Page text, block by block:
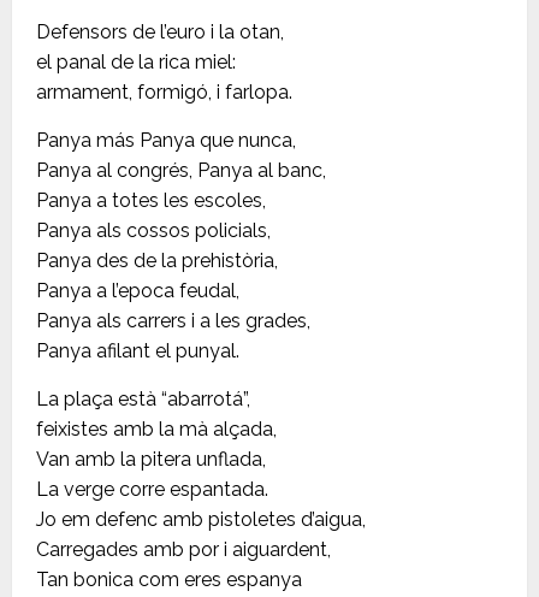
Defensors de l’euro i la otan,
el panal de la rica miel:
armament, formigó, i farlopa.
Panya más Panya que nunca,
Panya al congrés, Panya al banc,
Panya a totes les escoles,
Panya als cossos policials,
Panya des de la prehistòria,
Panya a l’epoca feudal,
Panya als carrers i a les grades,
Panya afilant el punyal.
La plaça està “abarrotá”,
feixistes amb la mà alçada,
Van amb la pitera unflada,
La verge corre espantada.
Jo em defenc amb pistoletes d’aigua,
Carregades amb por i aiguardent,
Tan bonica com eres espanya